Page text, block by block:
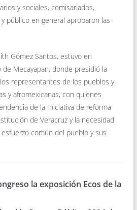
y sociales, comisariados,
público en general aprobaron las
Gómez Santos, estuvo en
de Mecayapan, donde presidió la
representantes de los pueblos y
y afromexicanas, con quienes
de la Iniciativa de reforma
de Veracruz y la necesidad
común del pueblo y sus
la exposición Ecos de la